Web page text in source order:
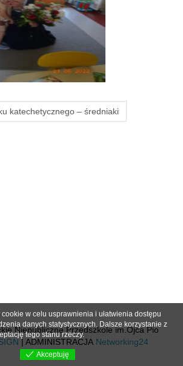
katechetycznego – średniaki
Niepubliczne Przedszkole im.Ojca Pio
| ADMINISTRACJA Networking24
w celu usprawnienia i ułatwienia dostępu
danych statystycznych. Dalsze korzystanie z
tego stanu rzeczy.
Akceptuję